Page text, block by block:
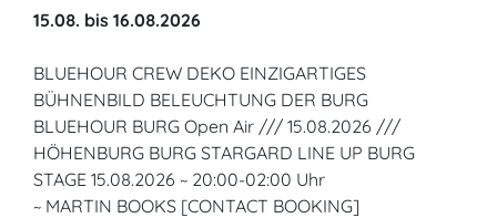
15.08. bis 16.08.2026
BLUEHOUR CREW DEKO EINZIGARTIGES
BÜHNENBILD BELEUCHTUNG DER BURG
BLUEHOUR BURG Open Air /// 15.08.2026 ///
HÖHENBURG BURG STARGARD LINE UP BURG
STAGE 15.08.2026 ~ 20:00-02:00 Uhr
~ MARTIN BOOKS [CONTACT BOOKING]